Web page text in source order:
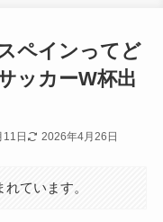
ペインってど
ッカーW杯出
日 2026年4月26日
ています。